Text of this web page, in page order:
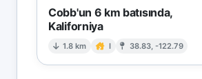
Cobb'un 6 km batısında,
Kaliforniya
1.8 km I 38.83, -122.79